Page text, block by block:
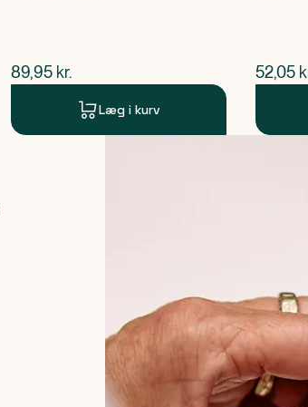
$nuværende pris
89,95 kr.
Læg i kurv
$
52,05